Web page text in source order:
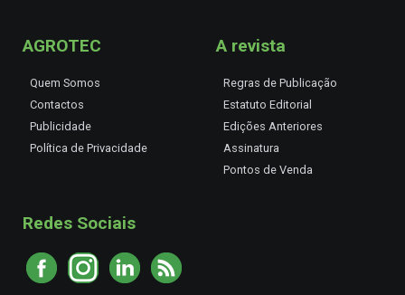
AGROTEC
Quem Somos
Contactos
Publicidade
Política de Privacidade
A revista
Regras de Publicação
Estatuto Editorial
Edições Anteriores
Assinatura
Pontos de Venda
Redes Sociais